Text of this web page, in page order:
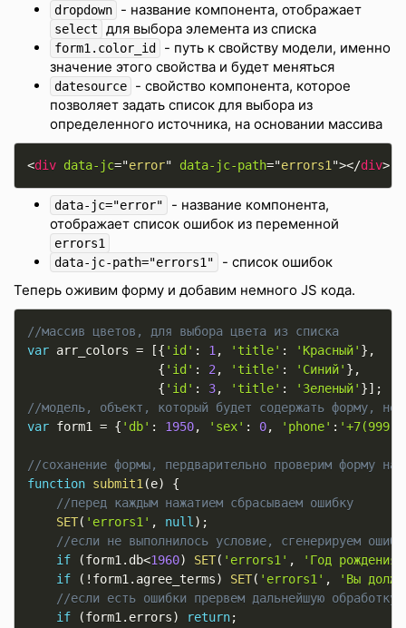
dropdown - название компонента, отображает
select для выбора элемента из списка
form1.color_id
- путь к свойству модели, именно
значение этого свойства и будет меняться
datesource
- свойство компонента, которое
позволяет задать список для выбора из
определенного источника, на основании массива
<div data-jc="error" data-jc-path="errors1"></div>
data-jc="error"
- название компонента,
отображает список ошибок из переменной
errors1
data-jc-path="errors1"
- список ошибок
Теперь оживим форму и добавим немного JS кода.
//массив цветов, для выбора цвета из списка
var arr_colors = [{ 'id' : 1, 'title' : 'Красный' } ,
{ 'id' : 2, 'title' : 'Синий' } ,
{ 'id' : 3, 'title' : 'Зеленый' }] ;
//модель, объект, который будет содержать
var form1 = { 'db' : 1950, 'sex' : 0, 'phone' :
//соханение формы, пердварительно проверим форму
function submit1(e)
{
//перед каждым нажатием сбрасываем ошибку
SET( 'errors1' , null) ;
//если не выполнилось условие, сгенерируем
if
(form1. db<1960) SET( 'errors1' ,
'Год рождения
if
( ! form1. agree_terms) SET( 'errors1' ,
'Вы
//если есть ошибки прервем дальнейшую обработку
if
(form1. errors) return;